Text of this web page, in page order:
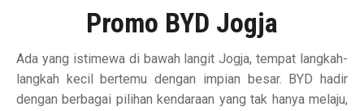
Promo BYD Jogja
Ada yang istimewa di bawah langit Jogja, tempat langkah-
langkah kecil bertemu dengan impian besar. BYD hadir
dengan berbagai pilihan kendaraan yang tak hanya melaju,